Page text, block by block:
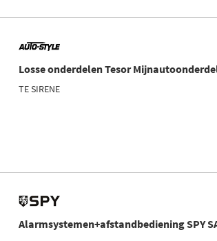
Losse onderdelen Tesor
TE SIRENE
Alarmsystemen+afstandbediening SPY